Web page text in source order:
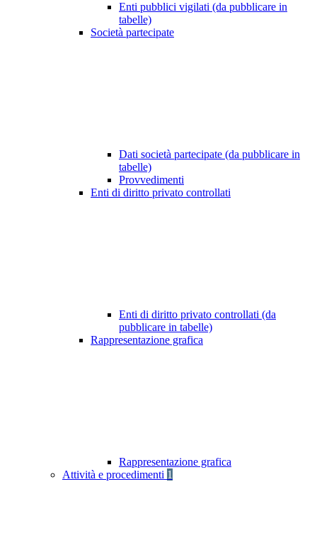
Enti pubblici vigilati (da pubblicare in
tabelle)
Società partecipate
Dati società partecipate (da pubblicare in
tabelle)
Provvedimenti
Enti di diritto privato controllati
Enti di diritto privato controllati (da
pubblicare in tabelle)
Rappresentazione grafica
Rappresentazione grafica
Attività e procedimenti 1